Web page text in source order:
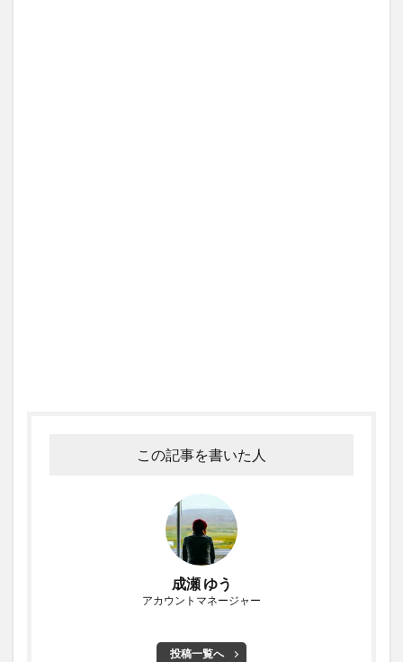
この記事を書いた人
成瀬 ゆう
アカウントマネージャー
投稿一覧へ